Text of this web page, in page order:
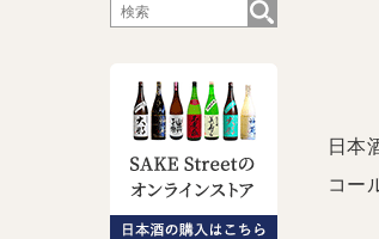
日本
コー